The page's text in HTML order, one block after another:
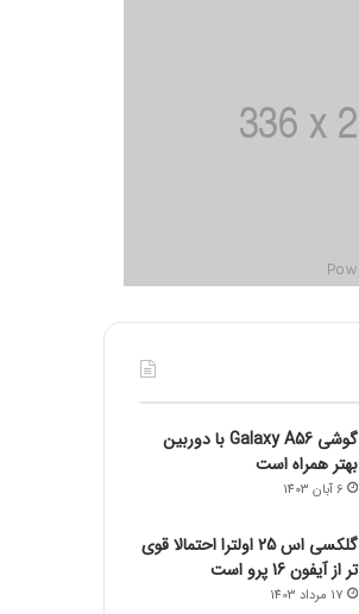
گوشی Galaxy A56 با دوربین
بهتر همراه است
6 آبان 1403
گلکسی اس 25 اولترا احتمالا قوی
تر از آیفون 16 پرو است
17 مرداد 1403